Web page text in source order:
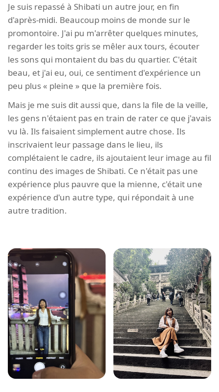
Je suis repassé à Shibati un autre jour, en fin
d'après-midi. Beaucoup moins de monde sur le
promontoire. J'ai pu m'arrêter quelques minutes,
regarder les toits gris se mêler aux tours, écouter
les sons qui montaient du bas du quartier. C'était
beau, et j'ai eu, oui, ce sentiment d'expérience un
peu plus « pleine » que la première fois.
Mais je me suis dit aussi que, dans la file de la veille,
les gens n'étaient pas en train de rater ce que j'avais
vu là. Ils faisaient simplement autre chose. Ils
inscrivaient leur passage dans le lieu, ils
complétaient le cadre, ils ajoutaient leur image au fil
continu des images de Shibati. Ce n'était pas une
expérience plus pauvre que la mienne, c'était une
expérience d'un autre type, qui répondait à une
autre tradition.